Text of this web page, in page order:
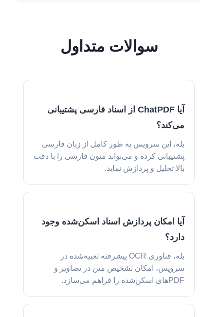
سوالات متداول
آیا ChatPDF از اسناد فارسی پشتیبانی
می‌کند؟
بله، این سرویس به طور کامل از زبان فارسی
پشتیبانی کرده و می‌تواند متون فارسی را با دقت
بالا تحلیل و پردازش نماید.
آیا امکان پردازش اسناد اسکن‌شده وجود
دارد؟
بله، فناوری OCR پیشرفته تعبیه‌شده در
سرویس، امکان تشخیص متن در تصاویر و
PDF‌های اسکن‌شده را فراهم می‌سازد.